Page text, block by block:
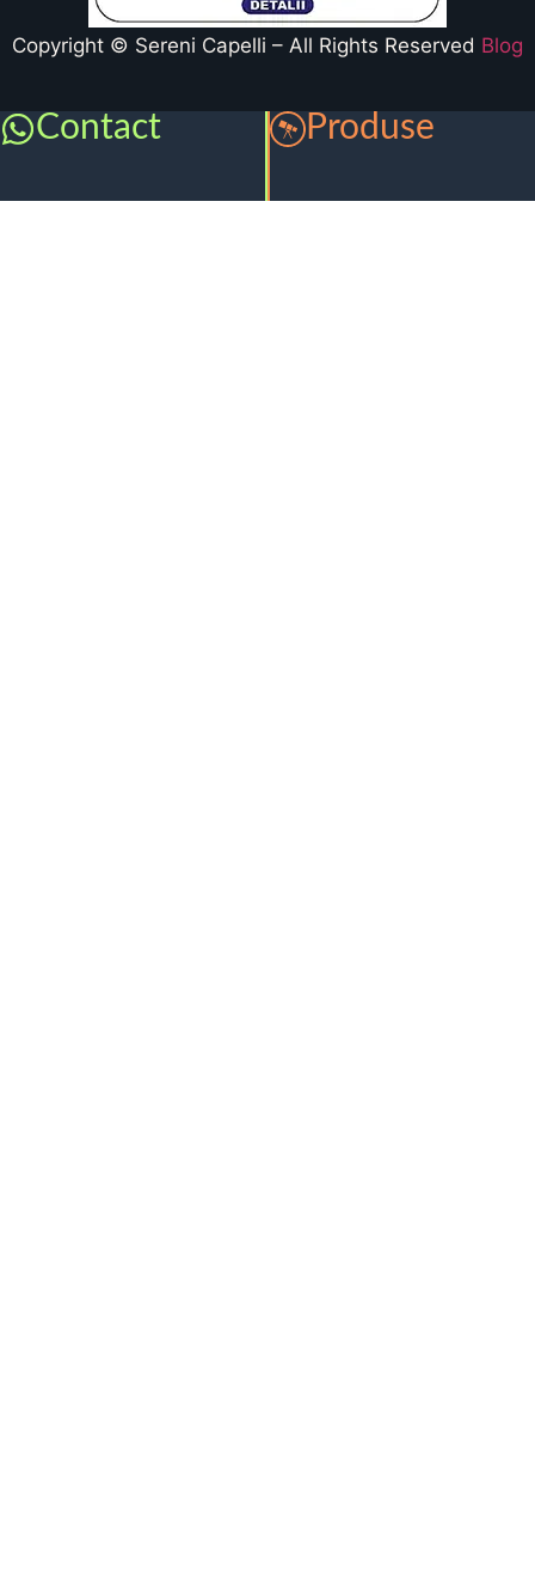
Copyright © Sereni Capelli – All Rights Reserved Blog
Contact Produse